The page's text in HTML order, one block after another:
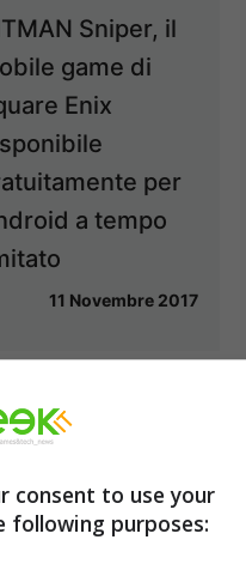
Sniper, il
game di
Enix
per
a tempo
11 Novembre 2017
consent to use your
following purposes: